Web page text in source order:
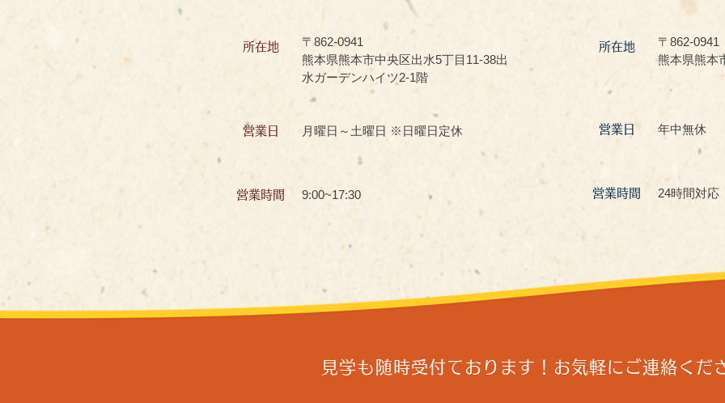
見学も随時受付ております！ お気軽にご連絡くだ
所在地
〒862-0941
熊本県熊本市中央区出水5丁目11-38出
水ガーデンハイツ2-1階
営業日 月曜日～土曜日 ※日曜日定休
営業時間 9:00~17:30
所在地
〒862-0941
熊本県熊本
営業日 年中無休
営業時間 24時間対応